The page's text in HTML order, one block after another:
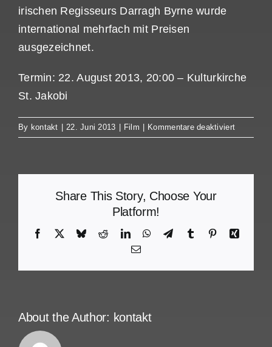
irischen Regisseurs Darragh Byrne wurde
international mehrfach mit Preisen
ausgezeichnet.
Termin: 22. August 2013, 20:00 – Kulturkirche
St. Jakobi
By kontakt 22. Juni 2013 Film Kommentare deaktiviertfür
Parked
Share This Story, Choose Your
Platform!
Facebook BlueskyRedditLinkedInWhatsApp
TelegramTumblr PinterestXing
Email
About the Author: kontakt